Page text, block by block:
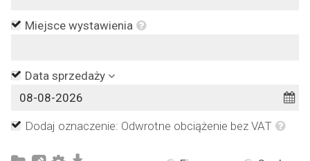
Miejsce wystawienia
Data sprzedaży
Dodaj oznaczenie: Odwrotne obciążenie bez VAT